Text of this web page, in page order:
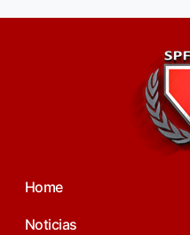
Home
Noticias